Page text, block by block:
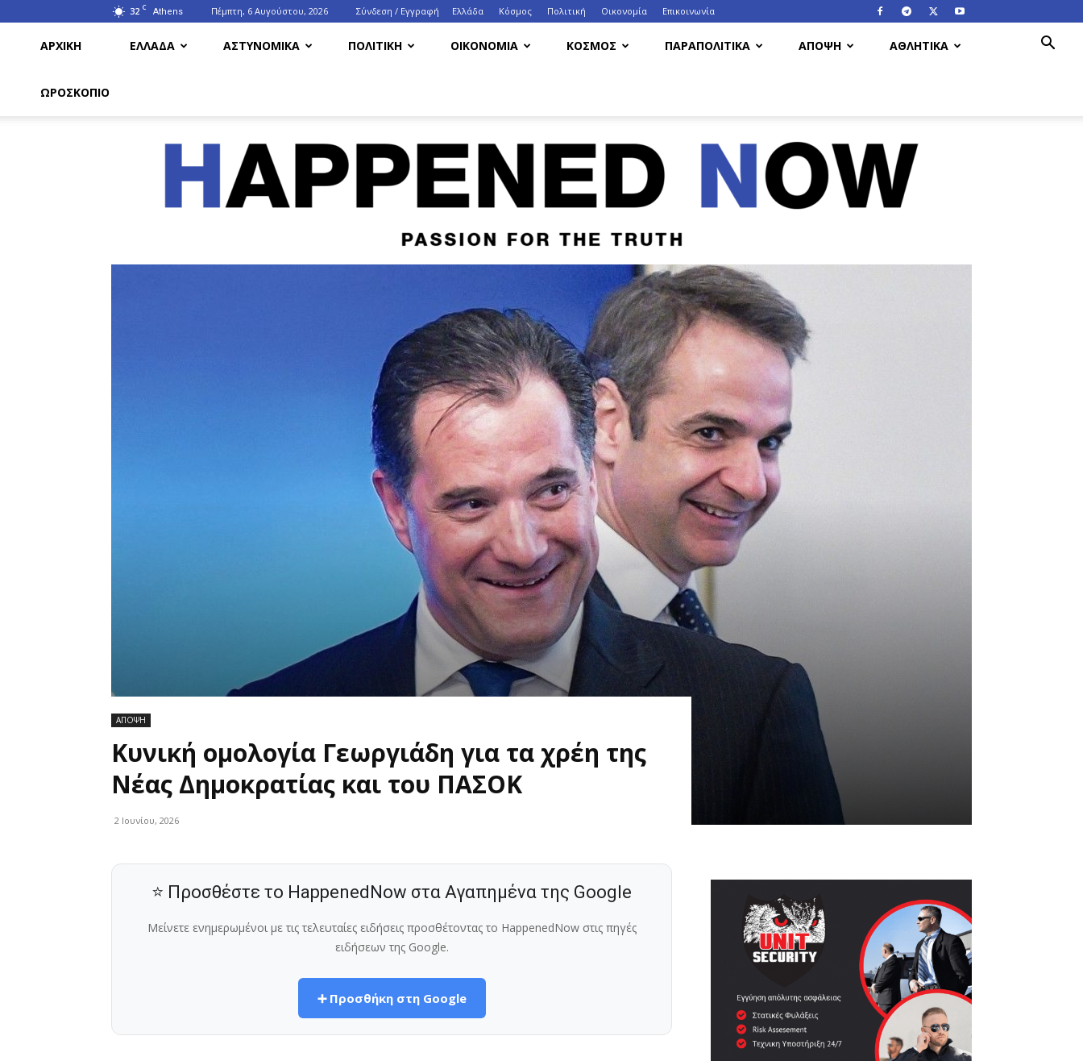
32 C Athens Πέμπτη, 6 Αυγούστου, 2026 Σύνδεση / Εγγραφή Ελλάδα Κόσμος Πολιτική Οικονομία Eπικοινωνία
ΑΡΧΙΚΗ ΕΛΛΑΔΑ ΑΣΤΥΝΟΜΙΚΑ ΠΟΛΙΤΙΚΗ ΟΙΚΟΝΟΜΙΑ ΚΟΣΜΟΣ ΠΑΡΑΠΟΛΙΤΙΚΑ ΑΠΟΨΗ ΑΘΛΗΤΙΚΑ
ΩΡΟΣΚΟΠΙΟ
HappenedNow.gr
ΑΠΟΨΗ
Κυνική ομολογία Γεωργιάδη για τα χρέη της
Νέας Δημοκρατίας και του ΠΑΣΟΚ
2 Ιουνίου, 2026
⭐ Προσθέστε το HappenedNow στα Αγαπημένα της Google
Μείνετε ενημερωμένοι με τις τελευταίες ειδήσεις προσθέτοντας το HappenedNow στις πηγές
ειδήσεων της Google.
➕ Προσθήκη στη Google